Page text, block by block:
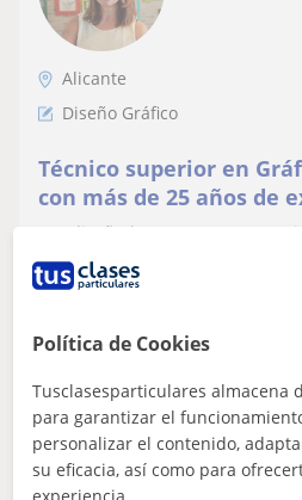
Alicante
Diseño Gráfico
Técnico superior en
con más de 25 años de
Trabajo tanto por
Soy diseñadora y me encanta
escuela de artes. Además he
Política de Cookies
Tusclasesparticulares almacena
para garantizar el
personalizar el contenido,
su eficacia, así como para
experiencia.